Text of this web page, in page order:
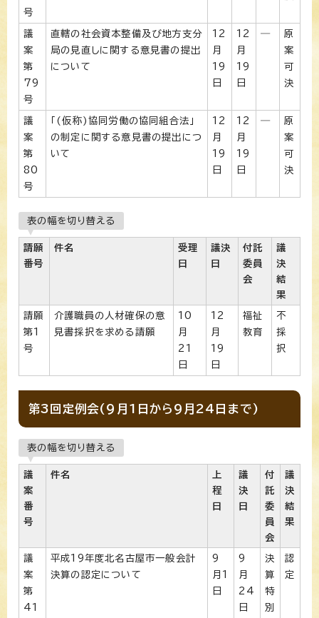
号
議
案
第
79
号
直轄の社会資本整備及び地方支分
局の見直しに関する意見書の提出
について
12
月
19
日
12
月
19
日
―
原
案
可
決
議
案
第
80
号
「(仮称)協同労働の協同組合法」
の制定に関する意見書の提出につ
いて
12
月
19
日
12
月
19
日
―
原
案
可
決
表の幅を切り替える
請願
番号
件名
受理
日
議決
日
付託
委員
会
議
決
結
果
請願
第1
号
介護職員の人材確保の意
見書採択を求める請願
10
月
21
日
12
月
19
日
福祉
教育
不
採
択
第3回定例会(9月1日から9月24日まで)
表の幅を切り替える
議
案
番
号
件名
上
程
日
議
決
日
付
託
委
員
会
議
決
結
果
議
案
第
41
平成19年度北名古屋市一般会計
決算の認定について
9
月1
日
9
月
24
日
決
算
特
別
認
定